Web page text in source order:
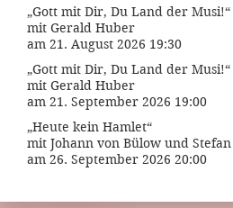
„Gott mit Dir, Du Land der Musi!“
mit Gerald Huber
am 21. August 2026 19:30
„Gott mit Dir, Du Land der Musi!“
mit Gerald Huber
am 21. September 2026 19:00
„Heute kein Hamlet“
mit Johann von Bülow und
am 26. September 2026 20:00